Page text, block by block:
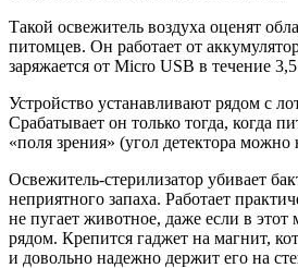
Такой освежитель воздуха оценят
питомцев. Он работает от
заряжается от Micro USB в течение
Устройство устанавливают рядом с
Срабатывает он только тогда, когда
«поля зрения» (угол детектора можно
Освежитель-стерилизатор убивает
неприятного запаха. Работает
не пугает животное, даже если в этот
рядом. Крепится гаджет на магнит,
и довольно надежно держит его на